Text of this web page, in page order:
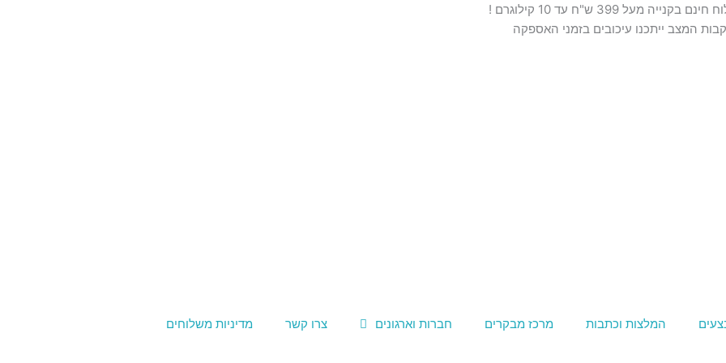
בקנייה מעל 399 ש"ח עד 10 קילוגרם !
המצב ייתכנו עיכובים בזמני האספקה
המלצות וכתבות מרכז מבקרים חברות וארגונים צרו קשר מדיניות משלוחים